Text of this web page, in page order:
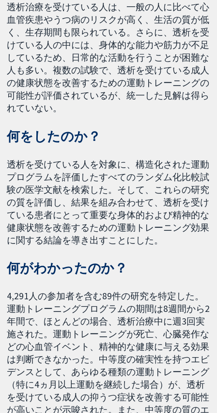
透析治療を受けている人は、一般の人に比べて心
血管疾患やうつ病のリスクが高く、生活の質が低
く、生存期間も限られている。さらに、透析を受
けている人の中には、身体的な能力や筋力が不足
しているため、日常的な活動を行うことが困難な
人も多い。複数の試験で、透析を受けている成人
の健康状態を改善するための運動トレーニングの
可能性が評価されているが、統一した見解は得ら
れていない。
何をしたのか？
透析を受けている人を対象に、構造化された運動
プログラムを評価したすべてのランダム化比較試
験の医学文献を検索した。そして、これらの研究
の質を評価し、結果を組み合わせて、透析を受け
ている患者にとって重要な身体的および精神的な
健康状態を改善するための運動トレーニング効果
に関する結論を導き出すことにした。
何がわかったのか？
4,291人の参加者を含む89件の研究を特定した。
運動トレーニングプログラムの期間は8週間から2
年間で、ほとんどの場合、透析治療中に週3回実
施された。運動トレーニングが死亡、心臓発作な
どの心血管イベント、精神的な健康に与える効果
は判断できなかった。中等度の確実性を持つエビ
デンスとして、あらゆる種類の運動トレーニング
（特に4ヵ月以上運動を継続した場合）が、透析
を受けている成人の抑うつ症状を改善する可能性
が高いことが示唆された。また、中等度の質のエ